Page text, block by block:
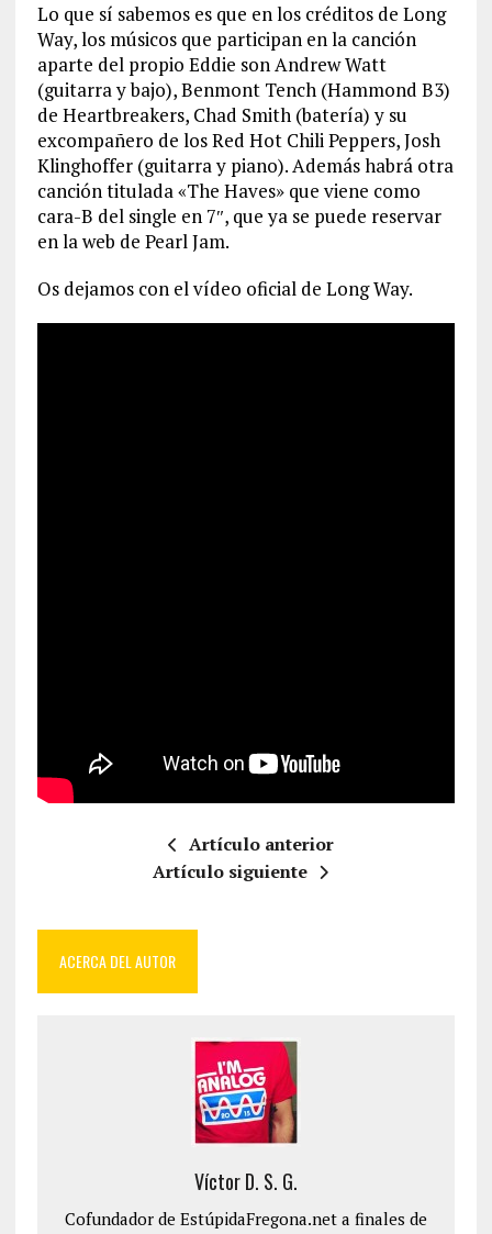
Lo que sí sabemos es que en los créditos de Long
Way, los músicos que participan en la canción
aparte del propio Eddie son Andrew Watt
(guitarra y bajo), Benmont Tench (Hammond B3)
de Heartbreakers, Chad Smith (batería) y su
excompañero de los Red Hot Chili Peppers, Josh
Klinghoffer (guitarra y piano). Además habrá otra
canción titulada «The Haves» que viene como
cara-B del single en 7″, que ya se puede reservar
en la web de Pearl Jam.
Os dejamos con el vídeo oficial de Long Way.
Artículo anterior
Artículo siguiente
ACERCA DEL AUTOR
Víctor D. S. G.
Cofundador de EstúpidaFregona.net a finales de